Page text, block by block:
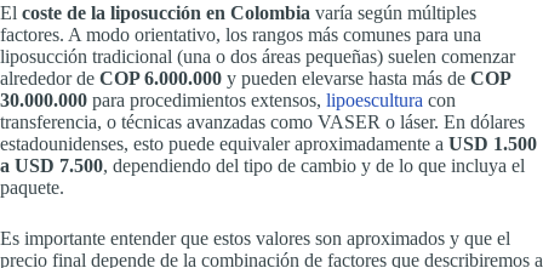
El coste de la liposucción en Colombia varía según múltiples
factores. A modo orientativo, los rangos más comunes para una
liposucción tradicional (una o dos áreas pequeñas) suelen comenzar
alrededor de COP 6.000.000 y pueden elevarse hasta más de COP
30.000.000 para procedimientos extensos, lipoescultura con
transferencia, o técnicas avanzadas como VASER o láser. En dólares
estadounidenses, esto puede equivaler aproximadamente a USD 1.500
a USD 7.500, dependiendo del tipo de cambio y de lo que incluya el
paquete.
Es importante entender que estos valores son aproximados y que el
precio final depende de la combinación de factores que describiremos a